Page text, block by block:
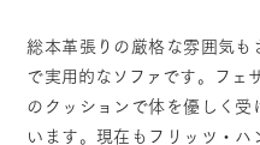
総本革張りの厳格な雰囲気も
で実用的なソファです。フェ
のクッションで体を優しく受
います。現在もフリッツ・ハ